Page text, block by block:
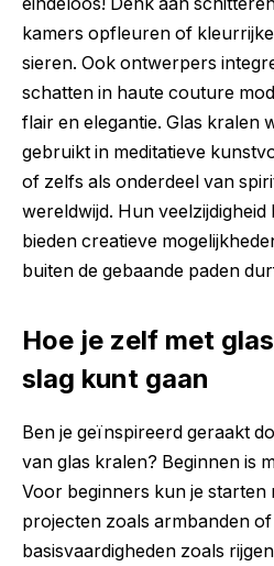
kamers opfleuren of
sieren. Ook ontwerpers
schatten in haute couture
flair en elegantie. Glas kralen
gebruikt in meditatieve
of zelfs als onderdeel van
wereldwijd. Hun
bieden creatieve
buiten de gebaande paden
Hoe je zelf met
slag kunt gaan
Ben je geïnspireerd geraakt
van glas kralen? Beginnen is
Voor beginners kun je starten
projecten zoals armbanden
basisvaardigheden zoals